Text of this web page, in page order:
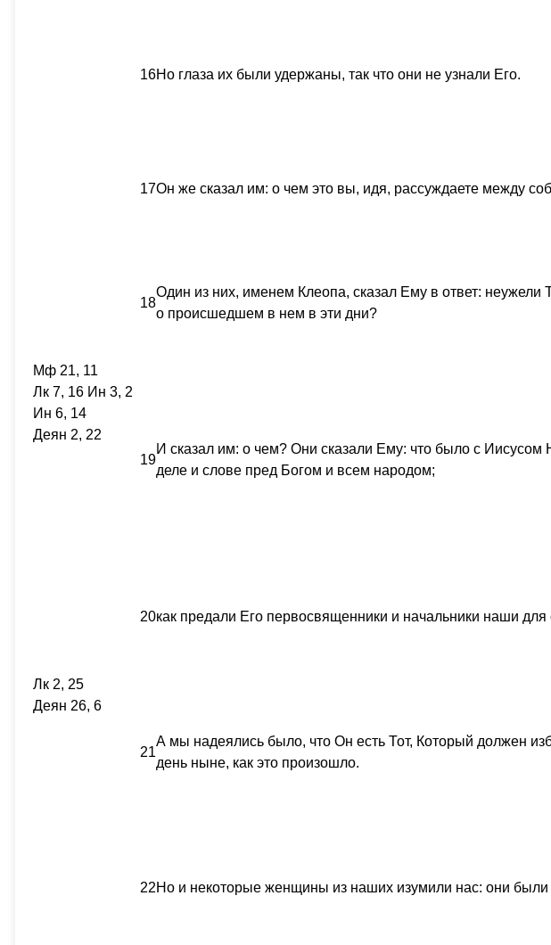
16Но глаза их были удержаны, так что они не узнали Его.
17Он же сказал им: о чем это вы, идя, рассуждаете между
18
Один из них, именем Клеопа, сказал Ему в ответ:
о происшедшем в нем в эти дни?
Мф 21, 11
Лк 7, 16 Ин 3, 2
Ин 6, 14
Деян 2, 22
19
И сказал им: о чем? Они сказали Ему: что было с
деле и слове пред Богом и всем народом;
20как предали Его первосвященники и начальники наши
Лк 2, 25
Деян 26, 6
21
А мы надеялись было, что Он есть Тот, Который должен
день ныне, как это произошло.
22Но и некоторые женщины из наших изумили нас: они были